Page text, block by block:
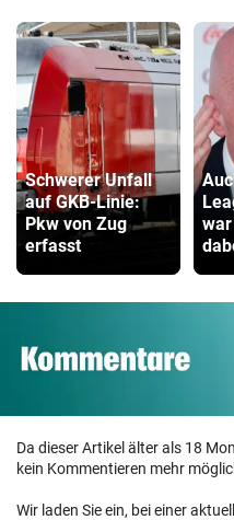
Schwerer Unfall
auf GKB-Linie:
Pkw von Zug
erfasst
Da dieser Artikel älter als 18
kein Kommentieren mehr
Wir laden Sie ein, bei einer